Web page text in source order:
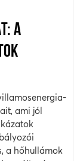
A
ami jól
a hőhullámok